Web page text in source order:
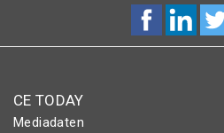
CE TODAY
Mediadaten